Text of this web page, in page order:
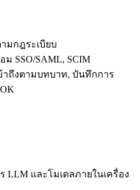
มกฎระเบียบ
SSO/SAML, SCIM
าถึงตามบทบาท, บันทึกการ
LLM และโมเดลภายในเครื่อง